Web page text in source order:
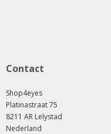
Contact
Shop4eyes
Platinastraat 75
8211 AR Lelystad
Nederland